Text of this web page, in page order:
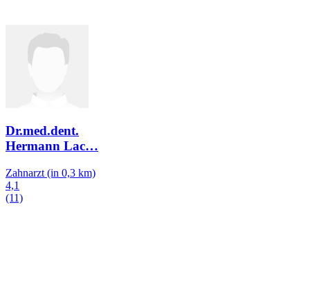
Dr.med.dent.
Hermann Lac…
Zahnarzt (in 0,3 km)
4,1
(11)